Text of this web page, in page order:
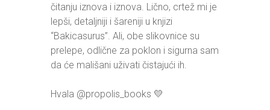
čitanju iznova i iznova. Lično, crtež mi je
lepši, detaljniji i šareniji u knjizi
“Bakicasurus”. Ali, obe slikovnice su
prelepe, odlične za poklon i sigurna sam
da će mališani uživati čistajući ih.
Hvala @propolis_books 💛